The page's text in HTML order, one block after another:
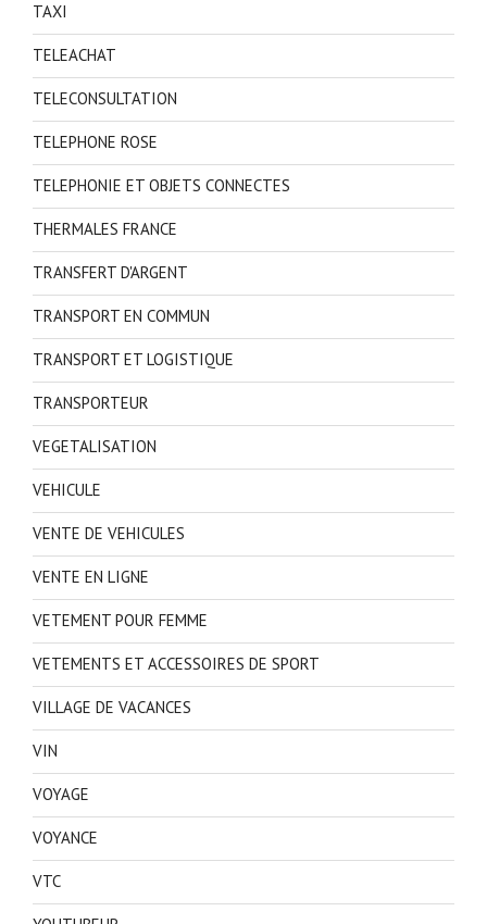
TAXI
TELEACHAT
TELECONSULTATION
TELEPHONE ROSE
TELEPHONIE ET OBJETS CONNECTES
THERMALES FRANCE
TRANSFERT D'ARGENT
TRANSPORT EN COMMUN
TRANSPORT ET LOGISTIQUE
TRANSPORTEUR
VEGETALISATION
VEHICULE
VENTE DE VEHICULES
VENTE EN LIGNE
VETEMENT POUR FEMME
VETEMENTS ET ACCESSOIRES DE SPORT
VILLAGE DE VACANCES
VIN
VOYAGE
VOYANCE
VTC